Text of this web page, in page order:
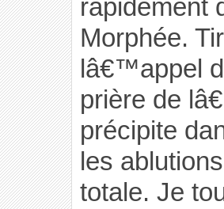
rapidement
Morphée.
lâ€™appel
prière de
précipite
les
totale. Je